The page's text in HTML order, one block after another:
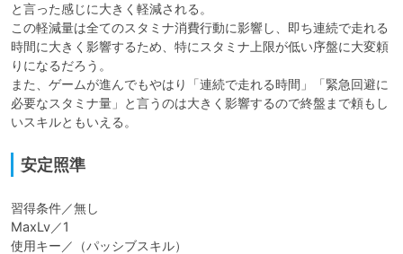
と言った感じに大きく軽減される。
この軽減量は全てのスタミナ消費行動に影響し、即ち連続で走れる
時間に大きく影響するため、特にスタミナ上限が低い序盤に大変頼
りになるだろう。
また、ゲームが進んでもやはり「連続で走れる時間」「緊急回避に
必要なスタミナ量」と言うのは大きく影響するので終盤まで頼もし
いスキルともいえる。
安定照準
習得条件／無し
MaxLv／1
使用キー／（パッシブスキル）